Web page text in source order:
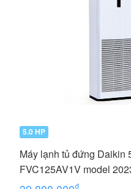
5.0 HP
Máy lạnh tủ đứng Daikin
FVC125AV1V model
₫